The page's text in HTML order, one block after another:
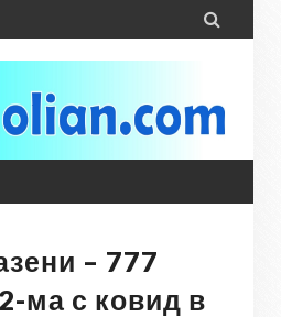

– 777
ма с ковид в